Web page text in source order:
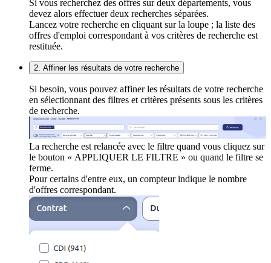
Si vous recherchez des offres sur deux départements, vous
devez alors effectuer deux recherches séparées.
Lancez votre recherche en cliquant sur la loupe ; la liste des
offres d'emploi correspondant à vos critères de recherche est
restituée.
2. Affiner les résultats de votre recherche
Si besoin, vous pouvez affiner les résultats de votre recherche
en sélectionnant des filtres et critères présents sous les critères
de recherche.
La recherche est relancée avec le filtre quand vous cliquez sur
le bouton « APPLIQUER LE FILTRE » ou quand le filtre se
ferme.
Pour certains d'entre eux, un compteur indique le nombre
d'offres correspondant.